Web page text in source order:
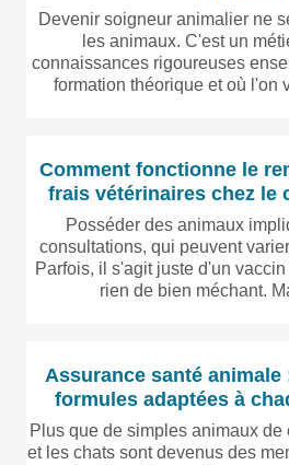
Devenir soigneur animalier ne
les animaux. C'est un
connaissances rigoureuses
formation théorique et où l'on
Comment fonctionne le
frais vétérinaires chez le
Posséder des animaux
consultations, qui peuvent
Parfois, il s'agit juste d'un
rien de bien méchant.
Assurance santé
formules adaptées à
Plus que de simples animaux
et les chats sont devenus des